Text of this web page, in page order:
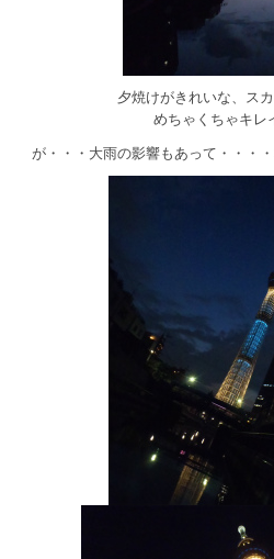
夕焼けがきれいな、スカ
めちゃくちゃキレ
が・・・大雨の影響もあって・・・